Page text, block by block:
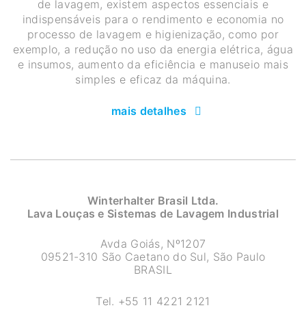
de lavagem, existem aspectos essenciais e
indispensáveis para o rendimento e economia no
processo de lavagem e higienização, como por
exemplo, a redução no uso da energia elétrica, água
e insumos, aumento da eficiência e manuseio mais
simples e eficaz da máquina.
mais detalhes
Winterhalter Brasil Ltda.
Lava Louças e Sistemas de Lavagem Industrial
Avda Goiás, Nº1207
09521-310 São Caetano do Sul, São Paulo
BRASIL
Tel. +55 11 4221 2121